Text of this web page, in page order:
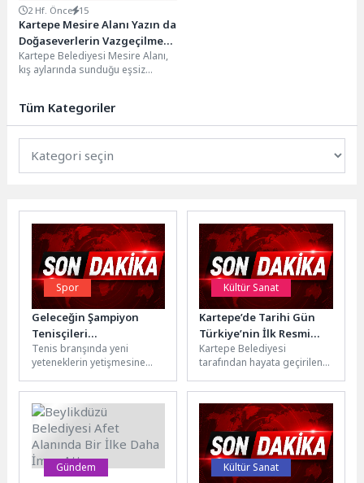
2 Hf. Önce 15
Kartepe Mesire Alanı Yazın da
Doğaseverlerin Vazgeçilmez
Adresi
Kartepe Belediyesi Mesire Alanı,
kış aylarında sunduğu eşsiz
Tüm Kategoriler
Spor
Geleceğin Şampiyon
Tenisçileri
Osmangazi’de Yetişiyor
Tenis branşında yeni
yeteneklerin yetişmesine
Belediyespor, her yıl
yüzlerce ilkokul öğrencisini
ücretsiz...
Kültür Sanat
Kartepe’de Tarihi Gün
Türkiye’nin İlk Resmi
Çerkes Müzesi Kapılarını
Açtı
Kartepe Belediyesi
tarafından hayata geçirilen
Çerkes müzesi olma
özelliğini taşıyan Kartepe...
Gündem Kültür Sanat